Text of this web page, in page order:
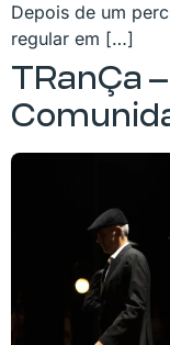
Depois de um
regular em […]
TRanÇa